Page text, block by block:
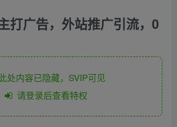
打广告，外站推广引流，0
此处内容已隐藏，SVIP可见
请登录后查看特权